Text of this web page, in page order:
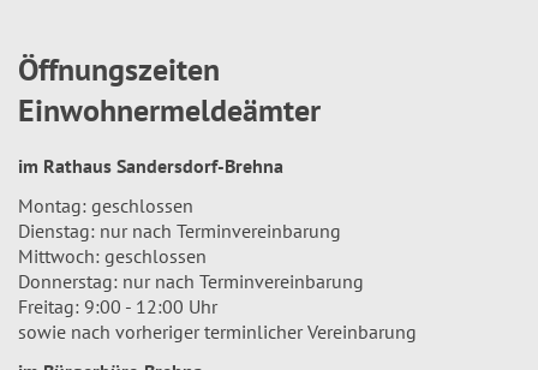
Öffnungszeiten
Einwohnermeldeämter
im Rathaus Sandersdorf-Brehna
Montag: geschlossen
Dienstag: nur nach Terminvereinbarung
Mittwoch: geschlossen
Donnerstag: nur nach Terminvereinbarung
Freitag: 9:00 - 12:00 Uhr
sowie nach vorheriger terminlicher Vereinbarung